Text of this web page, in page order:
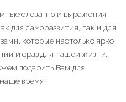
слова, но и выражения
для саморазвития, так и для
которые настолько ярко
и фраз для нашей жизни.
подарить Вам для
время.